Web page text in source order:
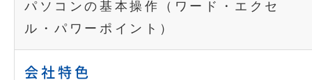
パソコンの基本操作（ワード・エクセ
ル・パワーポイント）
会社特色